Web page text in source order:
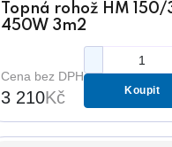
Topná rohož HM 150/
450W 3m2
Cena bez DPH
3 210Kč Koupit